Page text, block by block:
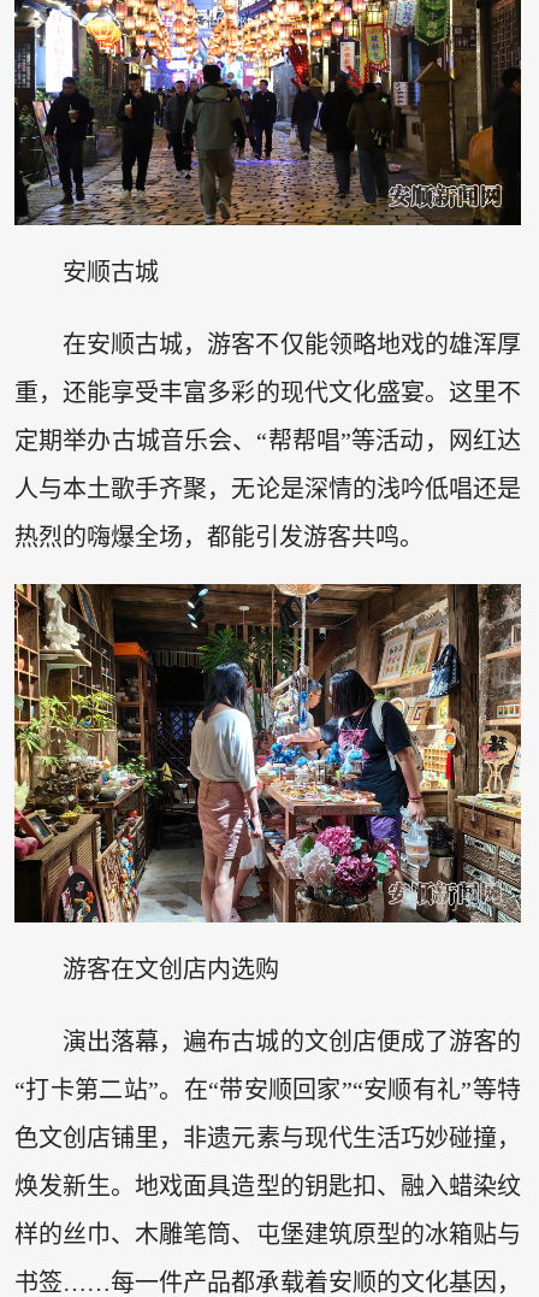
安顺古城
在安顺古城，游客不仅能领略地戏的雄浑厚
重，还能享受丰富多彩的现代文化盛宴。这里不
定期举办古城音乐会、“帮帮唱”等活动，网红达
人与本土歌手齐聚，无论是深情的浅吟低唱还是
热烈的嗨爆全场，都能引发游客共鸣。
游客在文创店内选购
演出落幕，遍布古城的文创店便成了游客的
“打卡第二站”。在“带安顺回家”“安顺有礼”等特
色文创店铺里，非遗元素与现代生活巧妙碰撞，
焕发新生。地戏面具造型的钥匙扣、融入蜡染纹
样的丝巾、木雕笔筒、屯堡建筑原型的冰箱贴与
书签……每一件产品都承载着安顺的文化基因，